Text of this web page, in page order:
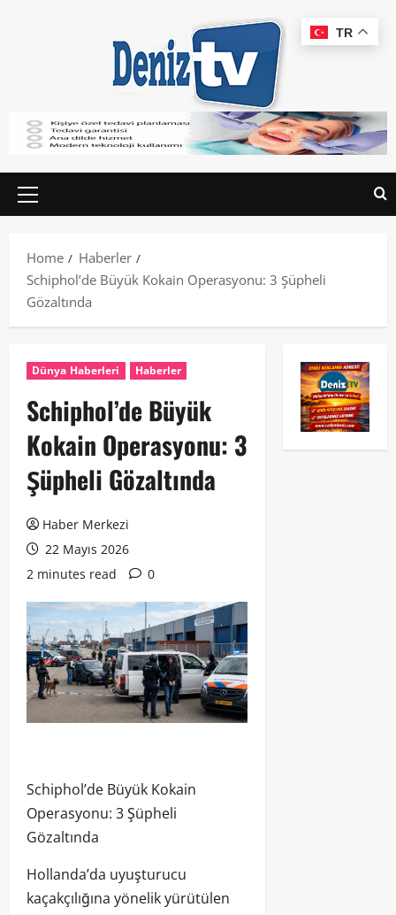
Home
Haberler
Schiphol’de Büyük Kokain Operasyonu: 3 Şüpheli
Gözaltında
Dünya Haberleri Haberler
Schiphol’de Büyük
Kokain Operasyonu: 3
Şüpheli Gözaltında
Haber Merkezi
22 Mayıs 2026
2 minutes read
0
Schiphol’de Büyük Kokain
Operasyonu: 3 Şüpheli
Gözaltında
Hollanda’da uyuşturucu
kaçakçılığına yönelik yürütülen
TR